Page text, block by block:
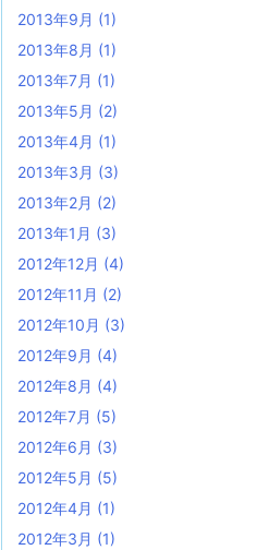
2013年9月 (1)
2013年8月 (1)
2013年7月 (1)
2013年5月 (2)
2013年4月 (1)
2013年3月 (3)
2013年2月 (2)
2013年1月 (3)
2012年12月 (4)
2012年11月 (2)
2012年10月 (3)
2012年9月 (4)
2012年8月 (4)
2012年7月 (5)
2012年6月 (3)
2012年5月 (5)
2012年4月 (1)
2012年3月 (1)